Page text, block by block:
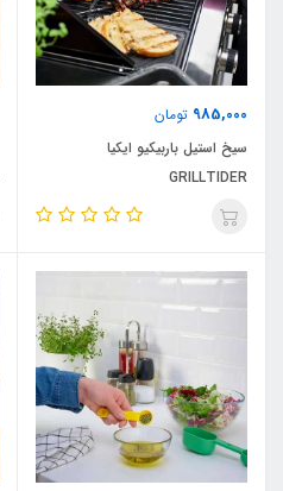
985,000 تومان
سیخ استیل باربیکیو ایکیا
GRILLTIDER